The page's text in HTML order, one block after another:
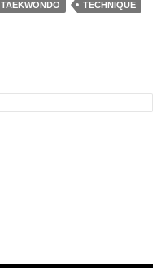
TAEKWONDO TECHNIQUE